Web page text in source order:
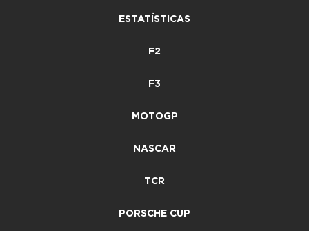
ESTATÍSTICAS
F2
F3
MOTOGP
NASCAR
TCR
PORSCHE CUP